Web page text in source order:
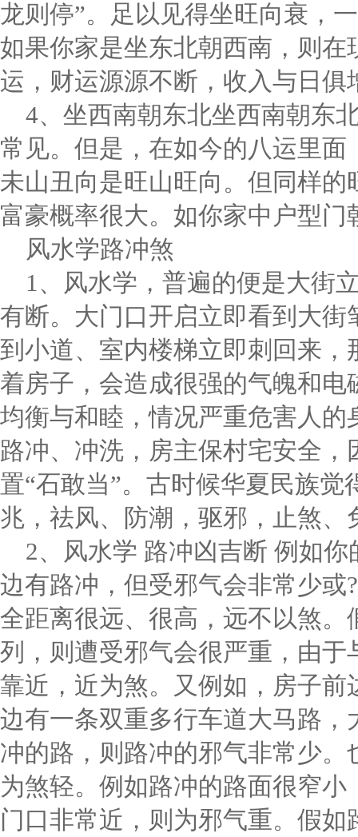
龙则停”。足以见得坐旺向衰，
如果你家是坐东北朝西南，则在
运，财运源源不断，收入与日俱
4、坐西南朝东北坐西南朝东
常见。但是，在如今的八运里面
未山丑向是旺山旺向。但同样的
富豪概率很大。如你家中户型门
风水学路冲煞
1、风水学，普遍的便是大街
有断。大门口开启立即看到大街
到小道、室内楼梯立即刺回来，
着房子，会造成很强的气魄和电
均衡与和睦，情况严重危害人的
路冲、冲洗，房主保村宅安全，
置“石敢当”。古时候华夏民族觉
兆，祛风、防潮，驱邪，止煞、
2、风水学 路冲凶吉断 例如
边有路冲，但受邪气会非常少或
全距离很远、很高，远不以煞。
列，则遭受邪气会很严重，由于
靠近，近为煞。又例如，房子前
边有一条双重多行车道大马路，
冲的路，则路冲的邪气非常少。
为煞轻。例如路冲的路面很窄
门口非常近，则为邪气重。假